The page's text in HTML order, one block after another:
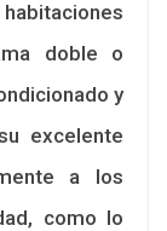
doble o
y
excelente
a los
como lo